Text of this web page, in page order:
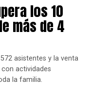
los 10
más de 4
asistentes y la venta
actividades
la familia.